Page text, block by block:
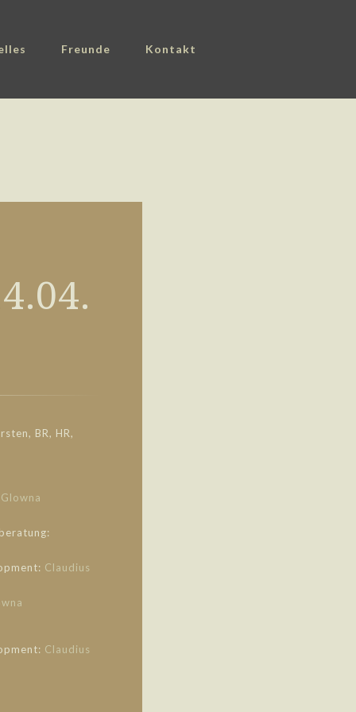
Freunde Kontakt
BR, HR,
Claudius
Claudius